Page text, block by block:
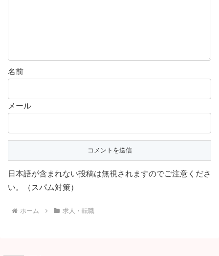
名前
メール
日本語が含まれない投稿は無視されますのでご注意くださ
い。（スパム対策）
ホーム 求人・転職